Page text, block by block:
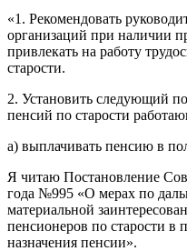
«1. Рекомендовать
организаций при наличии
привлекать на работу
старости.
2. Установить следующий
пенсий по старости
а) выплачивать пенсию в
Я читаю Постановление
года №995 «О мерах по
материальной
пенсионеров по старости в
назначения пенсии».